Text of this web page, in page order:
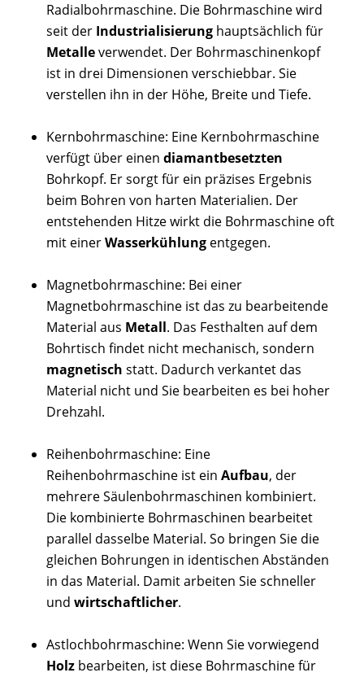
Radialbohrmaschine. Die Bohrmaschine wird
seit der Industrialisierunghauptsächlich für
Metalleverwendet. Der Bohrmaschinenkopf
ist in drei Dimensionen verschiebbar. Sie
verstellen ihn in der Höhe, Breite und Tiefe.
Kernbohrmaschine: Eine Kernbohrmaschine
verfügt über einen diamantbesetzten
Bohrkopf. Er sorgt für ein präzises Ergebnis
beim Bohren von harten Materialien. Der
entstehenden Hitze wirkt die Bohrmaschine oft
mit einerWasserkühlungentgegen.
Magnetbohrmaschine: Bei einer
Magnetbohrmaschine ist das zu bearbeitende
Material aus Metall. Das Festhalten auf dem
Bohrtisch findet nicht mechanisch, sondern
magnetisch statt. Dadurch verkantet das
Material nicht und Sie bearbeiten es bei hoher
Drehzahl.
Reihenbohrmaschine: Eine
Reihenbohrmaschine ist ein Aufbau, der
mehrere Säulenbohrmaschinen kombiniert.
Die kombinierte Bohrmaschinen bearbeitet
parallel dasselbe Material. So bringen Sie die
gleichen Bohrungen in identischen Abständen
in das Material. Damit arbeiten Sie schneller
und wirtschaftlicher.
Astlochbohrmaschine: Wenn Sie vorwiegend
Holzbearbeiten, ist diese Bohrmaschine für